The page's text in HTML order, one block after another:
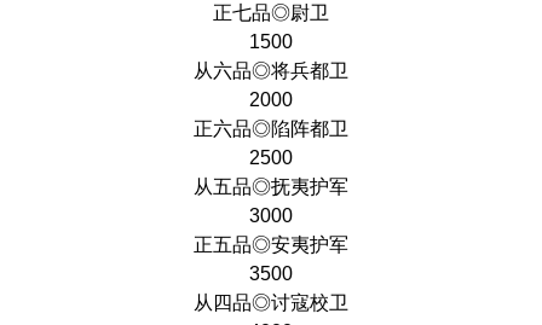
正七品◎尉卫
1500
从六品◎将兵都卫
2000
正六品◎陷阵都卫
2500
从五品◎抚夷护军
3000
正五品◎安夷护军
3500
从四品◎讨寇校卫